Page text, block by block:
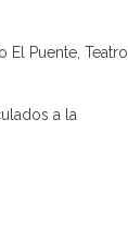
El Puente, Teatro
a la